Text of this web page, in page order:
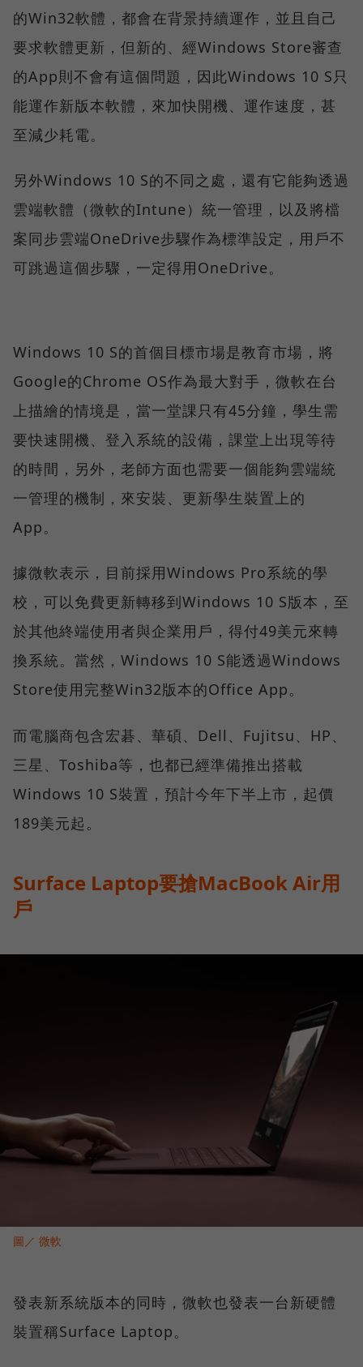
的Win32軟體，都會在背景持續運作，並且自己
要求軟體更新，但新的、經Windows Store審查
的App則不會有這個問題，因此Windows 10 S只
能運作新版本軟體，來加快開機、運作速度，甚
至減少耗電。
另外Windows 10 S的不同之處，還有它能夠透過
雲端軟體（微軟的Intune）統一管理，以及將檔
案同步雲端OneDrive步驟作為標準設定，用戶不
可跳過這個步驟，一定得用OneDrive。
Windows 10 S的首個目標市場是教育市場，將
Google的Chrome OS作為最大對手，微軟在台
上描繪的情境是，當一堂課只有45分鐘，學生需
要快速開機、登入系統的設備，課堂上出現等待
的時間，另外，老師方面也需要一個能夠雲端統
一管理的機制，來安裝、更新學生裝置上的
App。
據微軟表示，目前採用Windows Pro系統的學
校，可以免費更新轉移到Windows 10 S版本，至
於其他終端使用者與企業用戶，得付49美元來轉
換系統。當然，Windows 10 S能透過Windows
Store使用完整Win32版本的Office App。
而電腦商包含宏碁、華碩、Dell、Fujitsu、HP、
三星、Toshiba等，也都已經準備推出搭載
Windows 10 S裝置，預計今年下半上市，起價
189美元起。
Surface Laptop要搶MacBook Air用
戶
圖／ 微軟
發表新系統版本的同時，微軟也發表一台新硬體
裝置稱Surface Laptop。